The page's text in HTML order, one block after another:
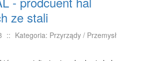
ze stali
:: Kategoria: Przyrządy / Przemysł